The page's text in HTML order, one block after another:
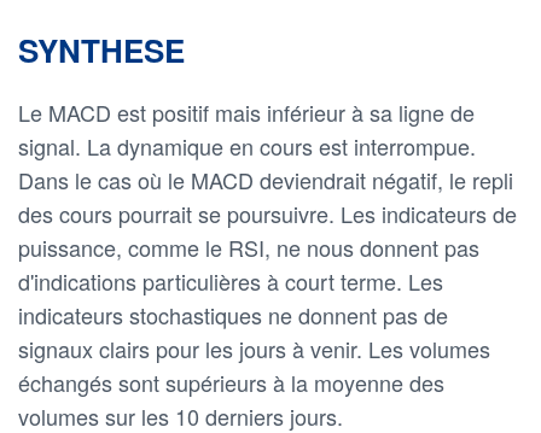
SYNTHESE
Le MACD est positif mais inférieur à sa ligne de
signal. La dynamique en cours est interrompue.
Dans le cas où le MACD deviendrait négatif, le repli
des cours pourrait se poursuivre. Les indicateurs de
puissance, comme le RSI, ne nous donnent pas
d'indications particulières à court terme. Les
indicateurs stochastiques ne donnent pas de
signaux clairs pour les jours à venir. Les volumes
échangés sont supérieurs à la moyenne des
volumes sur les 10 derniers jours.